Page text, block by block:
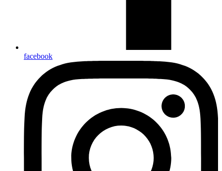
facebook